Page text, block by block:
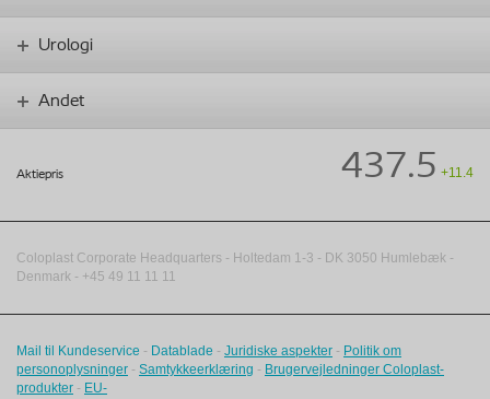
Urologi
Andet
Aktiepris 437.5 +11.4
Coloplast Corporate Headquarters - Holtedam 1-3 - DK 3050 Humlebæk -
Denmark - +45 49 11 11 11
Mail til Kundeservice - Datablade - Juridiske aspekter - Politik om
personoplysninger - Samtykkeerklæring - Brugervejledninger Coloplast-
produkter - EU-